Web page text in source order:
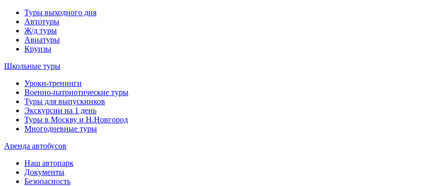
Туры выходного дня
Автотуры
Ж/д туры
Авиатуры
Круизы
Школьные туры
Уроки-тренинги
Военно-патриотические туры
Туры для выпускников
Экскурсии на 1 день
Туры в Москву и Н.Новгород
Многодневные туры
Аренда автобусов
Наш автопарк
Документы
Безопасность